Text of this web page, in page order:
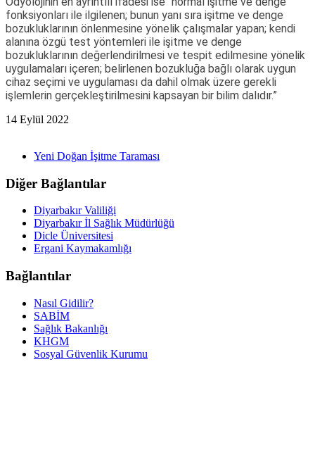
fonksiyonları ile ilgilenen; bunun yanı sıra işitme ve denge
bozukluklarının önlenmesine yönelik çalışmalar yapan; kendi
alanına özgü test yöntemleri ile işitme ve denge
bozukluklarının değerlendirilmesi ve tespit edilmesine yönelik
uygulamaları içeren; belirlenen bozukluğa bağlı olarak uygun
cihaz seçimi ve uygulaması da dahil olmak üzere gerekli
işlemlerin gerçekleştirilmesini kapsayan bir bilim dalıdır.”
14 Eylül 2022
Yeni Doğan İşitme Taraması
Diğer Bağlantılar
Diyarbakır Valiliği
Diyarbakır İl Sağlık Müdürlüğü
Dicle Üniversitesi
Ergani Kaymakamlığı
Bağlantılar
Nasıl Gidilir?
SABİM
Sağlık Bakanlığı
KHGM
Sosyal Güvenlik Kurumu